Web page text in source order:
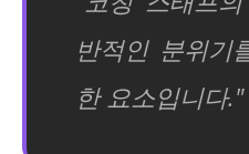
반적인 분위기
한 요소입니다."